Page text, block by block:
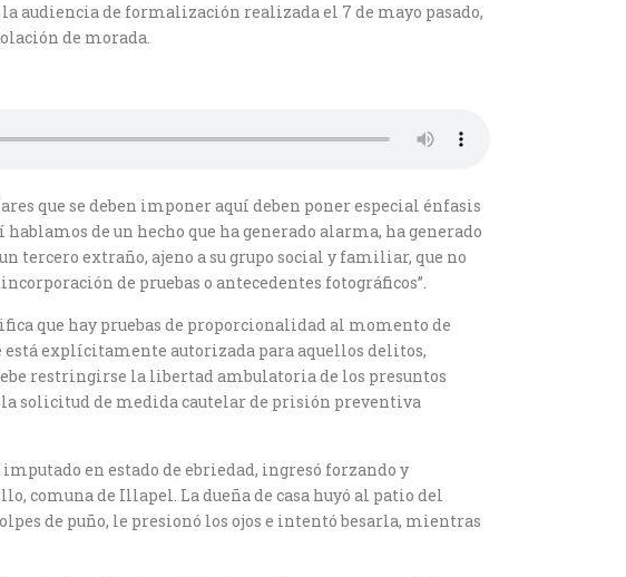
audiencia de formalización realizada el 7 de mayo pasado,
de morada.
que se deben imponer aquí deben poner especial énfasis
de un hecho que ha generado alarma, ha generado
tercero extraño, ajeno a su grupo social y familiar, que no
de pruebas o antecedentes fotográficos”.
que hay pruebas de proporcionalidad al momento de
explícitamente autorizada para aquellos delitos,
restringirse la libertad ambulatoria de los presuntos
la solicitud de medida cautelar de prisión preventiva
en estado de ebriedad, ingresó forzando y
comuna de Illapel. La dueña de casa huyó al patio del
de puño, le presionó los ojos e intentó besarla, mientras